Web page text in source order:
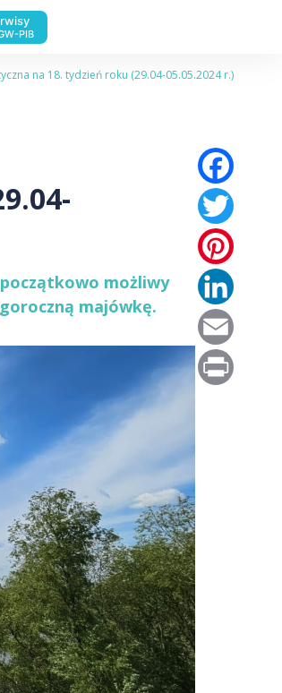
PIB
na 18. tydzień roku (29.04-05.05.2024 r.)
możliwy
majówkę.